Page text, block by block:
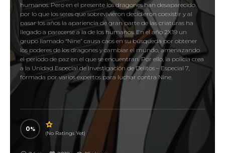
humanos. Pero en el presente los dragones han desaparecido,
por lo que los seres que sobrevivieron decidieron coexistir y al
pasar los años la apariencia de gran parte de las criaturas ha
llegado a parecerse a la de los humanos. En el año 2X19 un
grupo llamado “Nine” causa caos en su búsqueda por obtener
los poderes de los dragones y cambiar el mundo, amenazando
el periodo de paz en el que se encuentran. Por ello, la policía crea
a la Unidad Especial de Investigación de Delitos – Especial 7,
formada por varios expertos para luchar contra Nine.
0
(No Ratings Yet)